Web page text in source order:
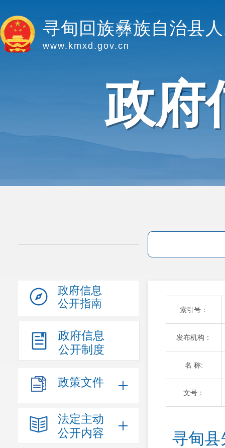
寻甸回族彝族自治县
www.kmxd.gov.cn
政府
政府信息
公开指南
政府信息
公开制度
政策文件
法定主动
公开内容
索引号：
发布机构：
名 称:
文号：
寻甸县